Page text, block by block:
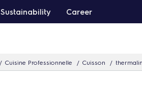
Sustainability Career
Cuisine Professionnelle Cuisson